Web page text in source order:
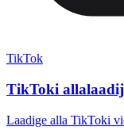
TikTok
TikToki
Laadige alla TikToki